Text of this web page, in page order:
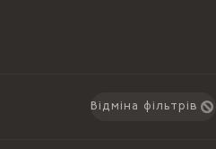
Відміна фільтрів